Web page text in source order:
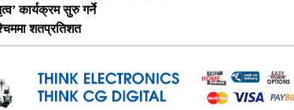
कार्यक्रम सुरु गर्ने
शतप्रतिशत